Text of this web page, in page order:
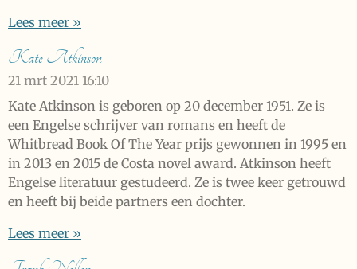
Lees meer »
Kate Atkinson
21 mrt 2021 16:10
Kate Atkinson is geboren op 20 december 1951. Ze is
een Engelse schrijver van romans en heeft de
Whitbread Book Of The Year prijs gewonnen in 1995 en
in 2013 en 2015 de Costa novel award. Atkinson heeft
Engelse literatuur gestudeerd. Ze is twee keer getrouwd
en heeft bij beide partners een dochter.
Lees meer »